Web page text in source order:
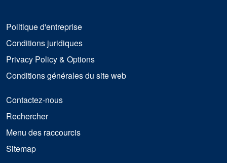
Politique d'entreprise
Conditions juridiques
Privacy Policy & Options
Conditions générales du site web
Contactez-nous
Rechercher
Menu des raccourcis
Sitemap